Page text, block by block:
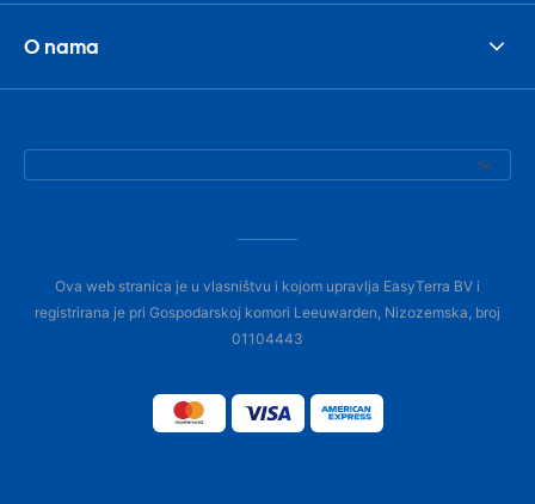
O nama
Ova web stranica je u vlasništvu i kojom upravlja EasyTerra BV i
registrirana je pri Gospodarskoj komori Leeuwarden, Nizozemska, broj
01104443